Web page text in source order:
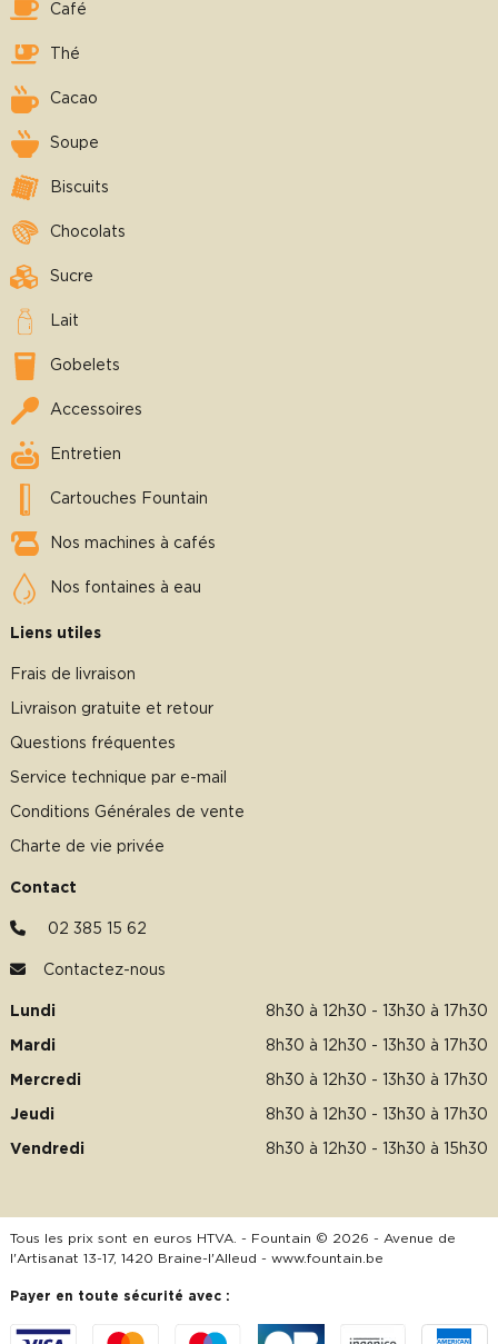
Café
Thé
Cacao
Soupe
Biscuits
Chocolats
Sucre
Lait
Gobelets
Accessoires
Entretien
Cartouches Fountain
Nos machines à cafés
Nos fontaines à eau
Liens utiles
Frais de livraison
Livraison gratuite et retour
Questions fréquentes
Service technique par e-mail
Conditions Générales de vente
Charte de vie privée
Contact
02 385 15 62
Contactez-nous
Lundi 8h30 à 12h30 - 13h30 à 17h30
Mardi 8h30 à 12h30 - 13h30 à 17h30
Mercredi 8h30 à 12h30 - 13h30 à 17h30
Jeudi 8h30 à 12h30 - 13h30 à 17h30
Vendredi 8h30 à 12h30 - 13h30 à 15h30
Tous les prix sont en euros HTVA. - Fountain © 2026 - Avenue de
l'Artisanat 13-17, 1420 Braine-l'Alleud - www.fountain.be
Payer en toute sécurité avec :